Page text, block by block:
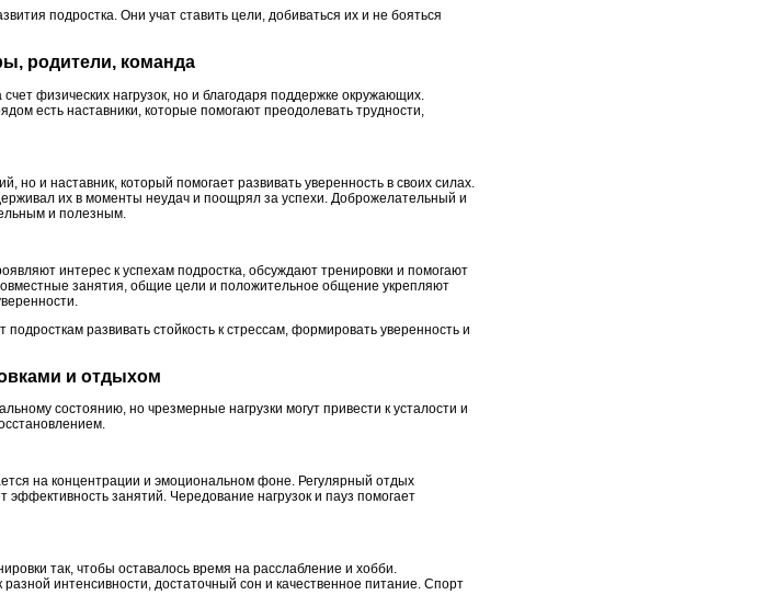
подростка. Они учат ставить цели, добиваться их и не бояться
родители, команда
физических нагрузок, но и благодаря поддержке окружающих.
есть наставники, которые помогают преодолевать трудности,
и наставник, который помогает развивать уверенность в своих силах.
их в моменты неудач и поощрял за успехи. Доброжелательный и
и полезным.
интерес к успехам подростка, обсуждают тренировки и помогают
занятия, общие цели и положительное общение укрепляют
развивать стойкость к стрессам, формировать уверенность и
и отдыхом
состоянию, но чрезмерные нагрузки могут привести к усталости и
на концентрации и эмоциональном фоне. Регулярный отдых
эффективность занятий. Чередование нагрузок и пауз помогает
так, чтобы оставалось время на расслабление и хобби.
интенсивности, достаточный сон и качественное питание. Спорт